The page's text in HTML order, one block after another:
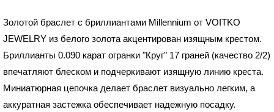
Золотой браслет с бриллиантами Millennium от VOITKO
JEWELRY из белого золота акцентирован изящным крестом.
Бриллианты 0.090 карат огранки "Круг" 17 граней (качество 2/2)
впечатляют блеском и подчеркивают изящную линию креста.
Миниатюрная цепочка делает браслет визуально легким, а
аккуратная застежка обеспечивает надежную посадку.